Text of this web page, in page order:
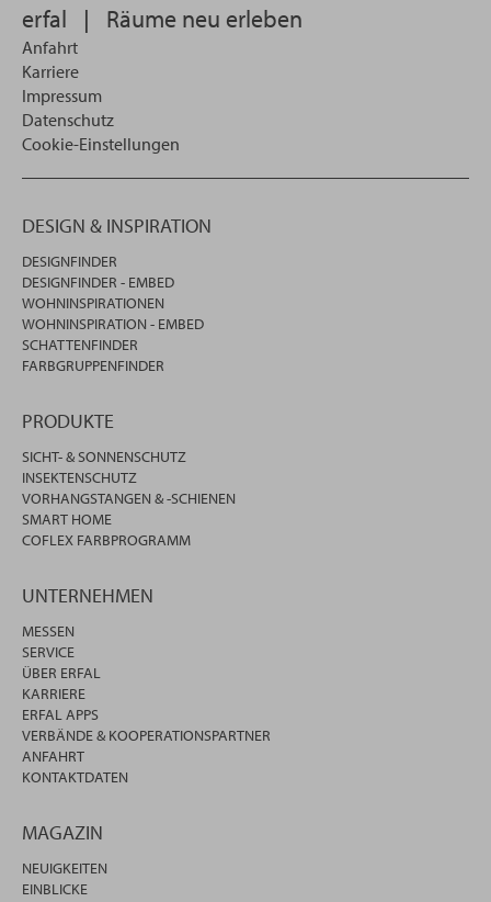
erfal | Räume neu erleben
Anfahrt
Karriere
Impressum
Datenschutz
Cookie-Einstellungen
DESIGN & INSPIRATION
DESIGNFINDER
DESIGNFINDER - EMBED
WOHNINSPIRATIONEN
WOHNINSPIRATION - EMBED
SCHATTENFINDER
FARBGRUPPENFINDER
PRODUKTE
SICHT- & SONNENSCHUTZ
INSEKTENSCHUTZ
VORHANGSTANGEN & -SCHIENEN
SMART HOME
COFLEX FARBPROGRAMM
UNTERNEHMEN
MESSEN
SERVICE
ÜBER ERFAL
KARRIERE
ERFAL APPS
VERBÄNDE & KOOPERATIONSPARTNER
ANFAHRT
KONTAKTDATEN
MAGAZIN
NEUIGKEITEN
EINBLICKE